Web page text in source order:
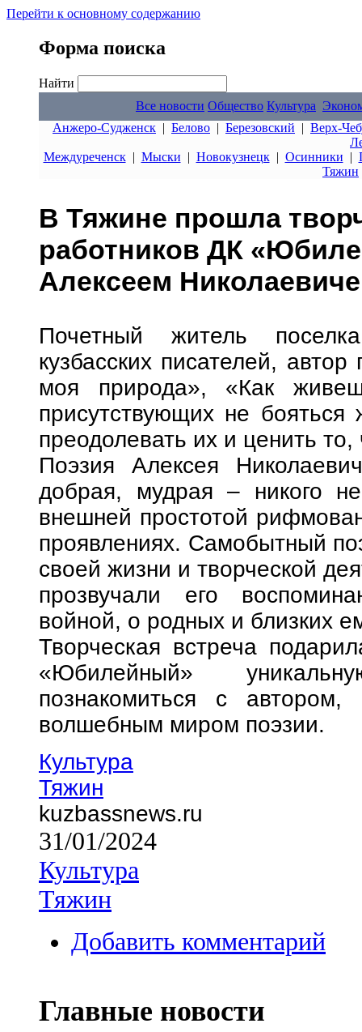
Перейти к основному содержанию
Форма поиска
Найти
Все новости Общество Культура
Анжеро-Судженск | Белово | Березовский | Верх-
Междуреченск| Мыски | Новокузнецк| Осинники |
Тяжин
В Тяжине прошла
работников ДК
Алексеем
Почетный житель
кузбасских писателей,
моя природа», «Как
присутствующих не бояться
преодолевать их и ценить то,
Поэзия Алексея
добрая, мудрая – никого
внешней простотой
проявлениях. Самобытный
своей жизни и творческой
прозвучали его
войной, о родных и близких
Творческая встреча
«Юбилейный»
познакомиться с автором,
волшебным миром поэзии.
Культура
Тяжин
kuzbassnews.ru
31/01/2024
Культура
Тяжин
Добавить комментарий
Главные новости